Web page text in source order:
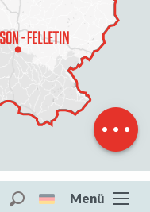
Menü
Beschreibung